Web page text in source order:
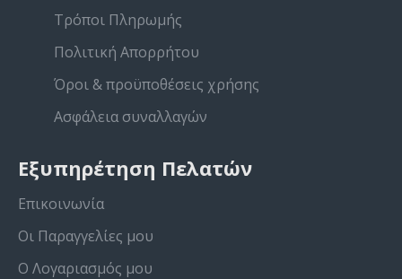
Τρόποι Πληρωμής
Πολιτική Απορρήτου
Όροι & προϋποθέσεις χρήσης
Ασφάλεια συναλλαγών
Εξυπηρέτηση Πελατών
Επικοινωνία
Οι Παραγγελίες μου
Ο Λογαριασμός μου